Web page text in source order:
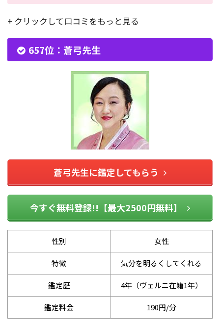
+ クリックして口コミをもっと見る
657位：蒼弓先生
蒼弓先生に鑑定してもらう
今すぐ無料登録!!【最大2500円無料】
性別 女性
特徴 気分を明るくしてくれる
鑑定歴 4年（ヴェルニ在籍1年）
鑑定料金 190円/分